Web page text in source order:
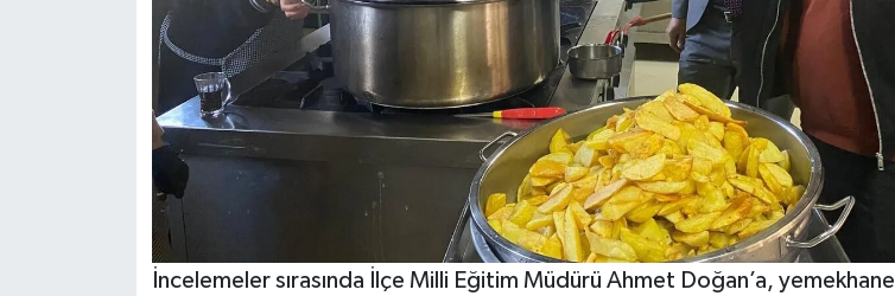
İncelemeler sırasında İlçe Milli Eğitim Müdürü Ahmet Doğan’a, yemekhane